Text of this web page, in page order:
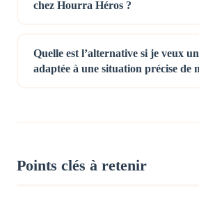
chez Hourra Héros ?
Quelle est l’alternative si je veux
adaptée à une situation précise de
Points clés à retenir